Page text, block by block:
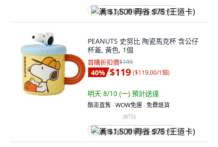
满 $1,500 再省 $75 (王道卡)
PEANUTS 史努比 陶瓷馬克杯 含公仔
杯蓋, 黃色, 1個
首購折扣價$199
40% $119 ($119.00/1個)
明天 8/10 (一) 預計送達
酷澎直售 ∙ WOW免運 ∙ 免費退貨
(875)
满 $1,500 再省 $75 (王道卡)